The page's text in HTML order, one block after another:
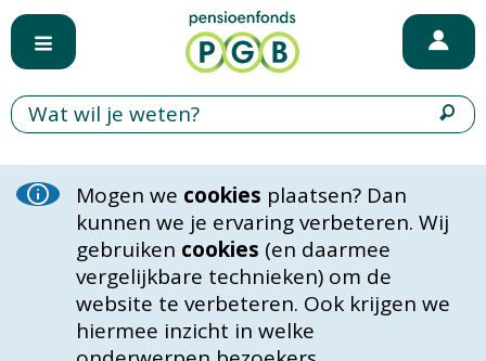
Mogen we cookies plaatsen? Dan
kunnen we je ervaring verbeteren. Wij
gebruiken cookies (en daarmee
vergelijkbare technieken) om de
website te verbeteren. Ook krijgen we
hiermee inzicht in welke